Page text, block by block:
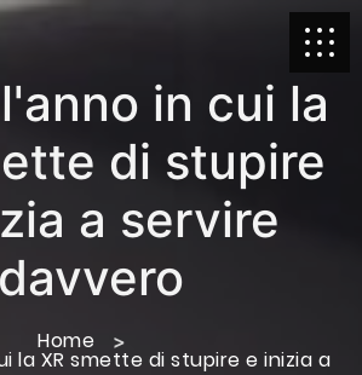
in cui la
di stupire
a servire
davvero
Home
la XR smette di stupire e inizia a